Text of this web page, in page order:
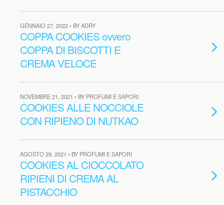
GENNAIO 27, 2022 • BY ADRY
COPPA COOKIES ovvero
COPPA DI BISCOTTI E
CREMA VELOCE
NOVEMBRE 21, 2021 • BY PROFUMI E SAPORI
COOKIES ALLE NOCCIOLE
CON RIPIENO DI NUTKAO
AGOSTO 29, 2021 • BY PROFUMI E SAPORI
COOKIES AL CIOCCOLATO
RIPIENI DI CREMA AL
PISTACCHIO